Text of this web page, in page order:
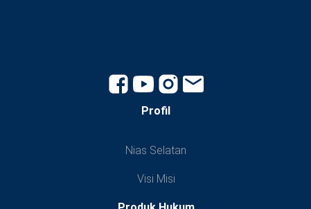
Profil
Nias Selatan
Visi Misi